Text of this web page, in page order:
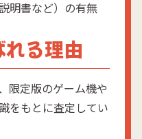
明書など）の有無
る理由
限定版のゲーム機や
をもとに査定してい